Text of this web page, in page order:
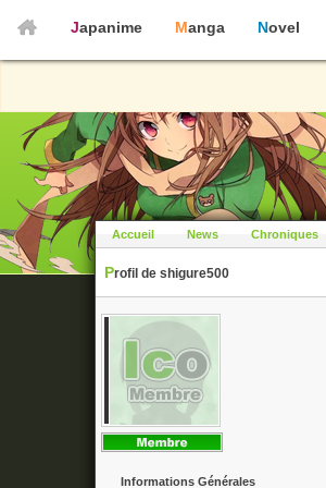
Japanime Manga Novel
Accueil News Chroniques
Profil de shigure500
Informations Générales